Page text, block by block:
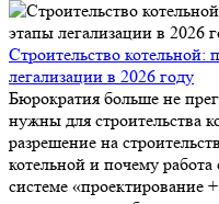
Строительство
легализации в 2026 году
Бюрократия больше не
нужны для строительства
разрешение на
котельной и почему
системе «проектирование